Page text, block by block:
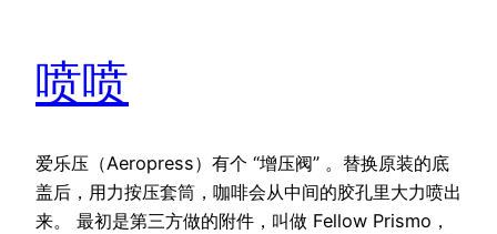
喷喷
爱乐压（Aeropress）有个 “增压阀” 。替换原装的底
盖后，用力按压套筒，咖啡会从中间的胶孔里大力喷出
来。 最初是第三方做的附件，叫做 Fellow Prismo，